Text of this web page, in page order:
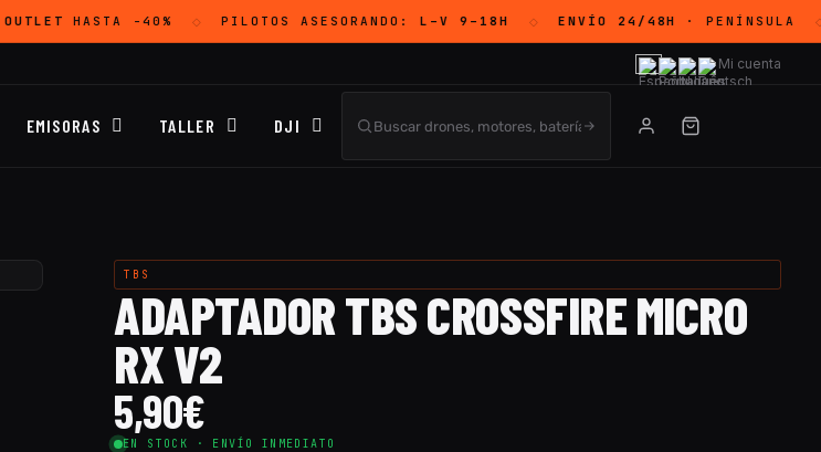
OUTLET HASTA -40% PILOTOS ASESORANDO: L–V 9–18H ENVÍO 24/48H· PENÍNSULA
Mi cuenta
EMISORAS TALLER DJI
TBS
ADAPTADOR TBS CROSSFIRE MICRO
RX V2
5,90€
EN STOCK · ENVÍO INMEDIATO